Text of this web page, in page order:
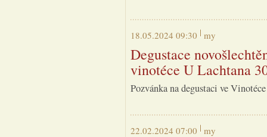
18.05.2024 09:30 my
Degustace
vinotéce U Lachtana
Pozvánka na degustaci ve
22.02.2024 07:00 my